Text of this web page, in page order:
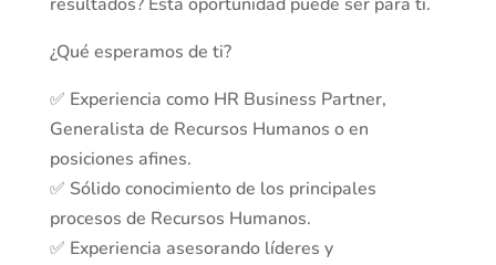
¿Qué esperamos de ti?
✅ Experiencia como HR Business Partner,
Generalista de Recursos Humanos o en
posiciones afines.
✅ Sólido conocimiento de los principales
procesos de Recursos Humanos.
✅ Experiencia asesorando líderes y